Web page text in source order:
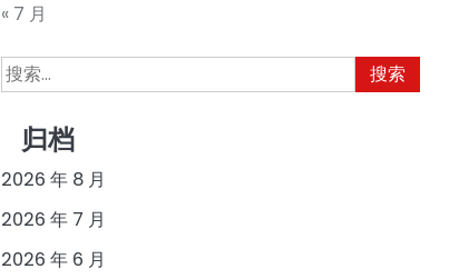
« 7 月
搜
索：
归档
2026 年 8 月
2026 年 7 月
2026 年 6 月